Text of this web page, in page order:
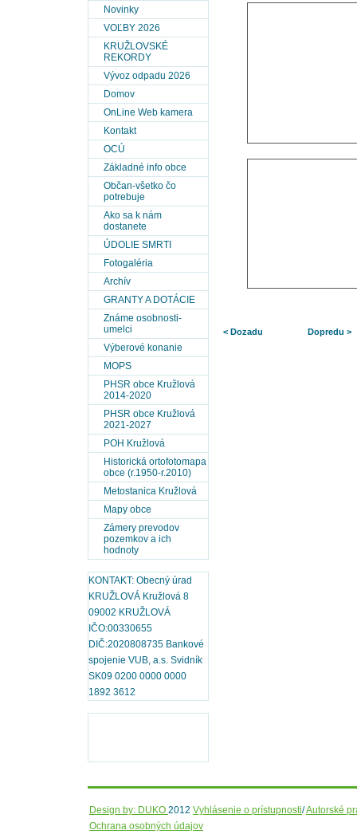
Novinky
VOĽBY 2026
KRUŽLOVSKÉ
REKORDY
Vývoz odpadu 2026
Domov
OnLine Web kamera
Kontakt
OCÚ
Základné info obce
Občan-všetko čo
potrebuje
Ako sa k nám
dostanete
ÚDOLIE SMRTI
Fotogaléria
Archív
GRANTY A DOTÁCIE
Známe osobnosti-
umelci
Výberové konanie
MOPS
PHSR obce Kružlová
2014-2020
PHSR obce Kružlová
2021-2027
POH Kružlová
Historická ortofotomapa
obce (r.1950-r.2010)
Metostanica Kružlová
Mapy obce
Zámery prevodov
pozemkov a ich
hodnoty
KONTAKT: Obecný úrad
KRUŽLOVÁ Kružlová 8
09002 KRUŽLOVÁ
IČO:00330655
DIČ:2020808735 Bankové
spojenie VUB, a.s. Svidník
SK09 0200 0000 0000
1892 3612
< Dozadu Dopredu >
Design by: DUKO 2012 Vyhlásenie o prístupnosti/Autorské
Ochrana osobných údajov